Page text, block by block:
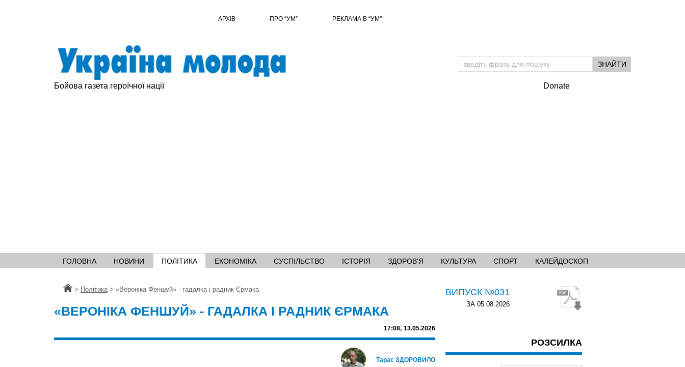
АРХІВ ПРО “УМ” РЕКЛАМА В “УМ"
Бойова газета героїчної нації Donate
ГОЛОВНА НОВИНИ ПОЛІТИКА ЕКОНОМІКА СУСПІЛЬСТВО ІСТОРІЯ ЗДОРОВ'Я КУЛЬТУРА СПОРТ КАЛЕЙДОСКОП
Головна
> Політика > «Вероніка Феншуй» - гадалка і радник Єрмака
«ВЕРОНІКА ФЕНШУЙ» - ГАДАЛКА І РАДНИК ЄРМАКА
17:08, 13.05.2026
Тарас ЗДОРОВИЛО
ВИПУСК №031
ЗА 05.08.2026
РОЗСИЛКА